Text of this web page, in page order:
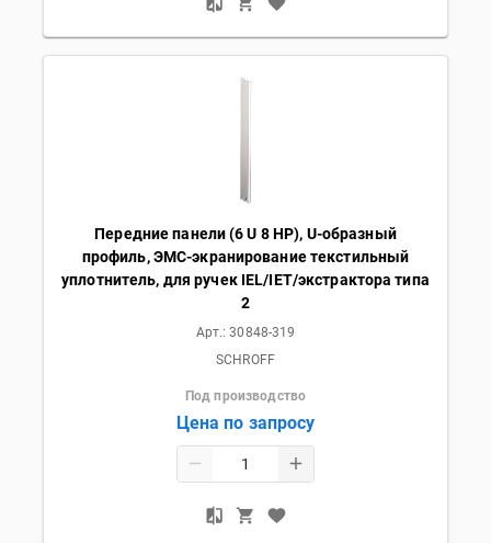
Передние панели (6 U 8 HP), U-образный
профиль, ЭМС-экранирование текстильный
уплотнитель, для ручек IEL/IET/экстрактора типа
2
Арт.:30848-319
SCHROFF
Под производство
Цена по запросу